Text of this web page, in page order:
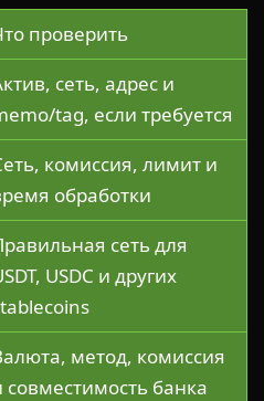
проверить
сеть, адрес и
tag, если требуется
комиссия, лимит и
обработки
сеть для
USDC и других
метод, комиссия
совместимость банка